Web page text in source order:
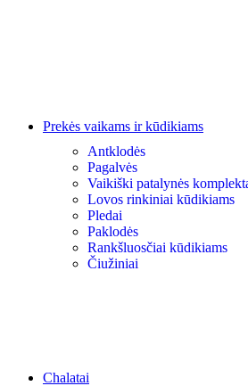
Prekės vaikams ir kūdikiams
Antklodės
Pagalvės
Vaikiški patalynės
Lovos rinkiniai kūdikiams
Pledai
Paklodės
Rankšluosčiai kūdikiams
Čiužiniai
Chalatai